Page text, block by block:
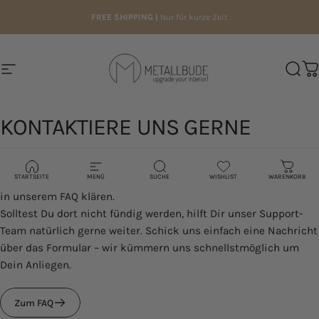
FREE SHIPPING | Nur für kurze Zeit
Seitennavigation Metallbude Suche
STARTSEITE MENÜ SUCHE WISHLIST WARENKORB
KONTAKTIERE UNS GERNE
Viele Fragen zu Bestellung, Lieferung oder Rücksendung lassen
sich schon direkt über den Status in Deinem Kundenportal oder
in unserem FAQ klären.
Solltest Du dort nicht fündig werden, hilft Dir unser Support-
Team natürlich gerne weiter. Schick uns einfach eine Nachricht
über das Formular – wir kümmern uns schnellstmöglich um
Dein Anliegen.
Zum FAQ